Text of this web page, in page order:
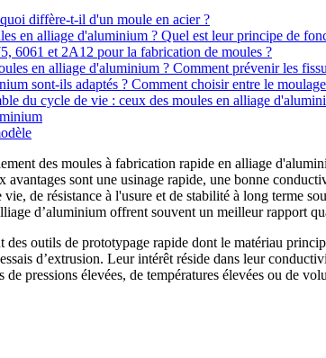
diffère-t-il d'un moule en acier ?
en alliage d'aluminium ? Quel est leur principe de
6061 et 2A12 pour la fabrication de moules ?
en alliage d'aluminium ? Comment prévenir les
sont-ils adaptés ? Comment choisir entre le
du cycle de vie : ceux des moules en alliage
des moules à fabrication rapide en alliage
sont une usinage rapide, une bonne
de résistance à l'usure et de stabilité à long terme
d’aluminium offrent souvent un meilleur rapport
des outils de prototypage rapide dont le matériau
d’extrusion. Leur intérêt réside dans leur
de pressions élevées, de températures élevées ou de